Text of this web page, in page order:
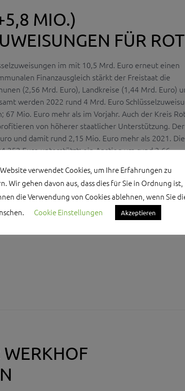
MIO.)
FÜR
im mit 10,5 Mrd. Euro erneut einen
Finanzausgleich stärkt der Freistaat die
(2,56 Mrd. Euro), Landkreise (1,44 Mrd. Euro)
werden 2022 rund 4 Mrd. Euro
67 Mio. Euro mehr als im Vorjahr. Auch der Kreis
von höherer staatlicher Unterstützung. Der
und damit rund 2,15 Mio. Euro mehr als 2021. Die
Euro unterstützt; ein Anstieg um rund 3,66 ...
verwendet Cookies, um Ihre Erfahrungen zu
Wir gehen davon aus, dass dies für Sie in Ordnung ist,
die Verwendung von Cookies ablehnen, wenn Sie
Cookie Einstellungen Akzeptieren